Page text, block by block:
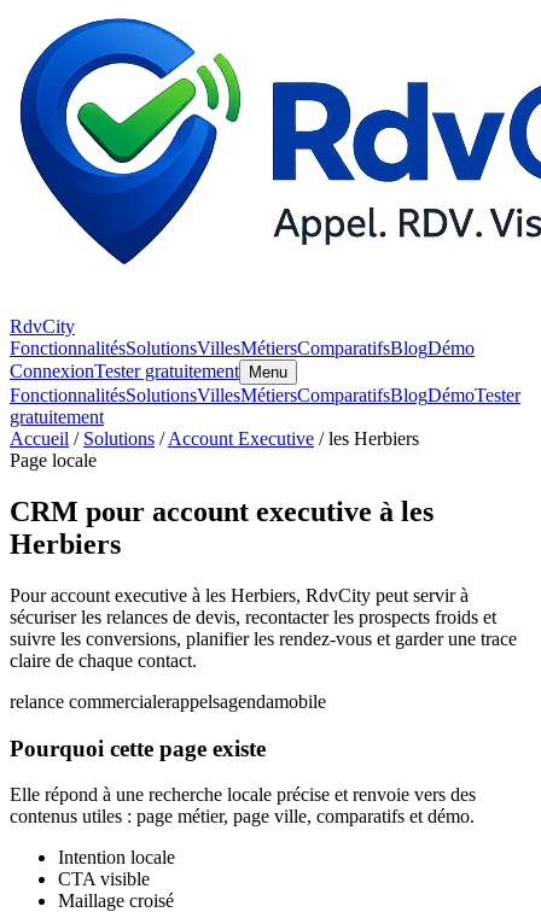
RdvCity
FonctionnalitésSolutionsVillesMétiersComparatifsBlogDémo
ConnexionTester gratuitement Menu
FonctionnalitésSolutionsVillesMétiersComparatifsBlogDémoTester
gratuitement
Accueil / Solutions /Account Executive / les Herbiers
Page locale
CRM pour account executive à les
Herbiers
Pour account executive à les Herbiers, RdvCity peut servir à
sécuriser les relances de devis, recontacter les prospects froids et
suivre les conversions, planifier les rendez-vous et garder une trace
claire de chaque contact.
relance commercialerappelsagendamobile
Pourquoi cette page existe
Elle répond à une recherche locale précise et renvoie vers des
contenus utiles : page métier, page ville, comparatifs et démo.
Intention locale
CTA visible
Maillage croisé